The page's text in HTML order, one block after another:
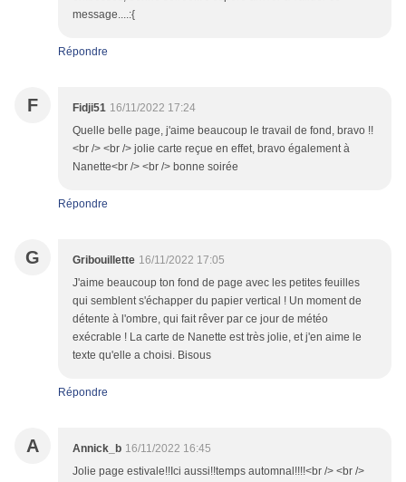
message....:{
Répondre
F Fidji51 16/11/2022 17:24
Quelle belle page, j'aime beaucoup le travail de fond, bravo !!
<br /> <br /> jolie carte reçue en effet, bravo également à
Nanette<br /> <br /> bonne soirée
Répondre
G Gribouillette 16/11/2022 17:05
J'aime beaucoup ton fond de page avec les petites feuilles
qui semblent s'échapper du papier vertical ! Un moment de
détente à l'ombre, qui fait rêver par ce jour de météo
exécrable ! La carte de Nanette est très jolie, et j'en aime le
texte qu'elle a choisi. Bisous
Répondre
A Annick_b 16/11/2022 16:45
Jolie page estivale!!Ici aussi!!temps automnal!!!!<br /> <br />